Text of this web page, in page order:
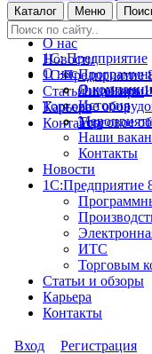
Каталог Меню
О нас
Новости
1С:Предприятие
Статьи и обзоры
Карьера
Контакты
1С: Предприятие
Лицензии
Торговое
Торговое
О нас
О компании
История
Наши
Контакты
Новости
1С:Предприятие
ИТС
Торговым
Статьи и обзоры
Карьера
Контакты
Вход
Регистрация